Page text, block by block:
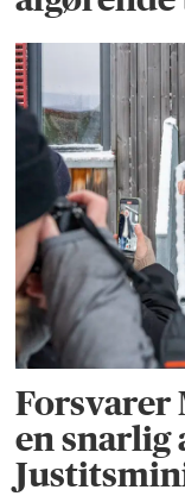
Forsvarer
en snarlig